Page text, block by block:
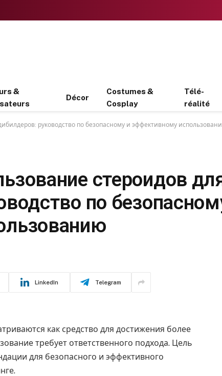
&
Décor
Costumes &
Cosplay
Télé-
réalité
руководство по безопасному и эффективному
стероидов
по
LinkedIn Telegram
как средство для достижения более
требует ответственного подхода. Цель
для безопасного и эффективного